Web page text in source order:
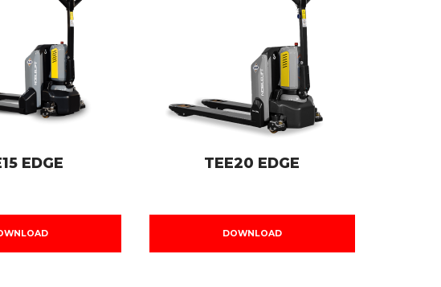
EDGE TEE20 EDGE
DOWNLOAD